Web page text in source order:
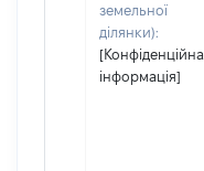
земельної
ділянки):
[Конфіденційна
інформація]